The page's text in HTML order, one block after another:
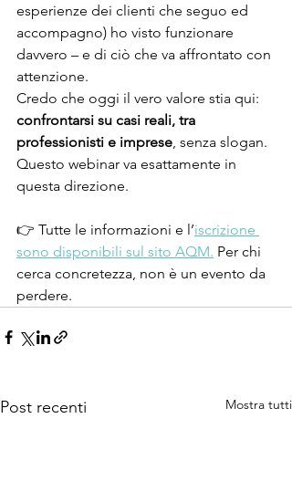
esperienze dei clienti che seguo ed
accompagno) ho visto funzionare
davvero – e di ciò che va affrontato con
attenzione.
Credo che oggi il vero valore stia qui:
confrontarsi su casi reali, tra
professionisti e imprese , senza slogan.
Questo webinar va esattamente in
questa direzione.
👉 Tutte le informazioni e l’iscrizione
sono disponibili sul sito AQM. Per chi
cerca concretezza, non è un evento da
perdere.
Post recenti Mostra tutti